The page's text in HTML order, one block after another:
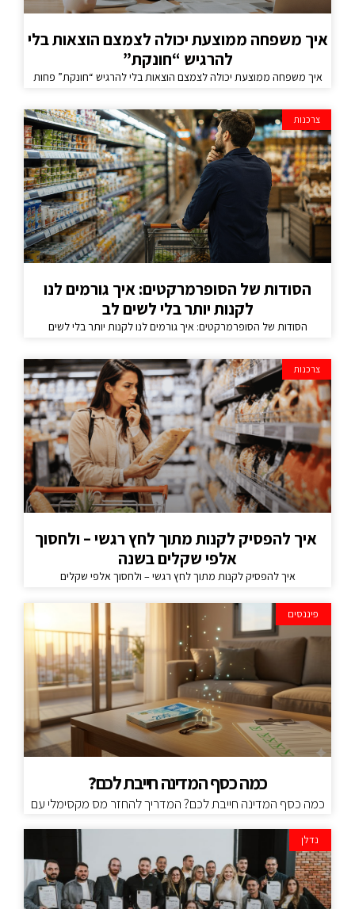
איך משפחה ממוצעת יכולה לצמצם הוצאות בלי
להרגיש “חונקת”
איך משפחה ממוצעת יכולה לצמצם הוצאות בלי להרגיש “חונקת” פחות
צרכנות
הסודות של הסופרמרקטים: איך גורמים לנו
לקנות יותר בלי לשים לב
הסודות של הסופרמרקטים: איך גורמים לנו לקנות יותר בלי לשים
צרכנות
איך להפסיק לקנות מתוך לחץ רגשי – ולחסוך
אלפי שקלים בשנה
איך להפסיק לקנות מתוך לחץ רגשי – ולחסוך אלפי שקלים
פיננסים
כמה כסף המדינה חייבת לכם?
כמה כסף המדינה חייבת לכם? המדריך להחזר מס מקסימלי עם
נדלן